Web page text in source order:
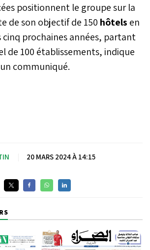
de la présence de
Radisson Resorts sur le
marché marocain, indique
le groupe dans un
communiqué.
positionnent le groupe sur la
de son objectif de 150 hôtels en
cinq prochaines années, partant
de 100 établissements, indique
communiqué.
20 MARS 2024 À 14:15